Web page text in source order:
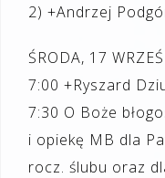
2) +Andrzej
ŚRODA, 17
7:00 +Ryszard
7:30 O Boże
i opiekę MB dla
rocz. ślubu oraz